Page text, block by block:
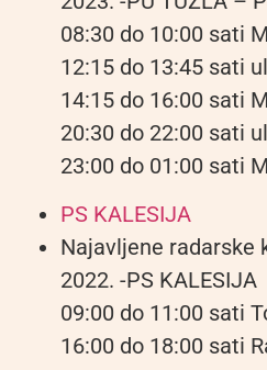
08:30 do 10:00 sati
12:15 do 13:45 sati
14:15 do 16:00 sati
20:30 do 22:00 sati
23:00 do 01:00 sati
PS KALESIJA
Najavljene radarske
2022. -PS KALESIJA
09:00 do 11:00 sati
16:00 do 18:00 sati